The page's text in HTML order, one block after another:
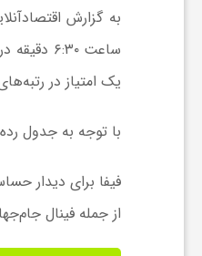
یک امتیاز در
با توجه به جدول
فیفا برای دیدار
از جمله فینال جام‌جهانی ۲۰۲۲ بین آرژانتین و فرانسه را